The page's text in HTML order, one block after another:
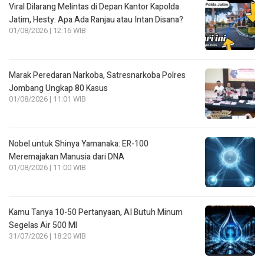
Viral Dilarang Melintas di Depan Kantor Kapolda
Jatim, Hesty: Apa Ada Ranjau atau Intan Disana?
01/08/2026 | 12:16 WIB
Marak Peredaran Narkoba, Satresnarkoba Polres
Jombang Ungkap 80 Kasus
01/08/2026 | 11:01 WIB
Nobel untuk Shinya Yamanaka: ER-100
Meremajakan Manusia dari DNA
01/08/2026 | 11:00 WIB
Kamu Tanya 10-50 Pertanyaan, AI Butuh Minum
Segelas Air 500 Ml
31/07/2026 | 18:20 WIB